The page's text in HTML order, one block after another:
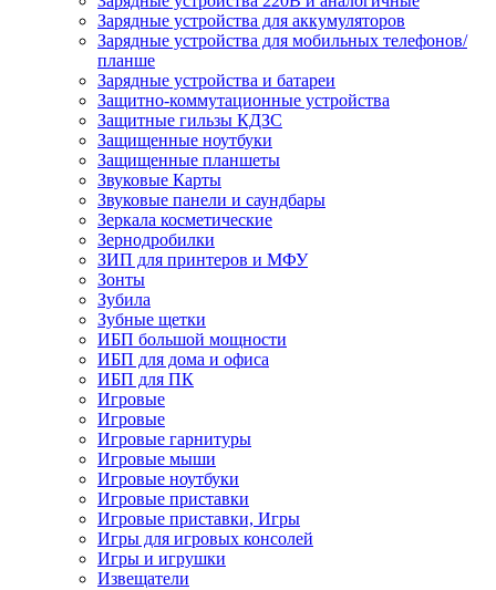
Зарядные устройства для аккумуляторов
Зарядные устройства для мобильных телефонов/
планше
Зарядные устройства и батареи
Защитно-коммутационные устройства
Защитные гильзы КДЗС
Защищенные ноутбуки
Защищенные планшеты
Звуковые Карты
Звуковые панели и саундбары
Зеркала косметические
Зернодробилки
ЗИП для принтеров и МФУ
Зонты
Зубила
Зубные щетки
ИБП большой мощности
ИБП для дома и офиса
ИБП для ПК
Игровые
Игровые
Игровые гарнитуры
Игровые мыши
Игровые ноутбуки
Игровые приставки
Игровые приставки, Игры
Игры для игровых консолей
Игры и игрушки
Извещатели